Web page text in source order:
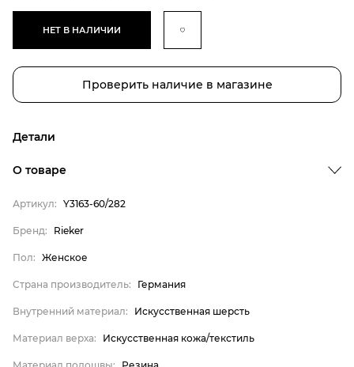
НЕТ В НАЛИЧИИ
Проверить наличие в магазине
Детали
Страна производитель
Внутренний материал
О товаре
Артикул: Y3163-60/282
Бренд: Rieker
Пол: Женское
Страна производитель: Германия
Внутренний материал: Искусственная шерсть
Материал верха: Искусственная кожа/текстиль